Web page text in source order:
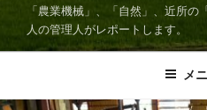
「農業機械」、「自然」、近所
人の管理人がレポートします。
メ